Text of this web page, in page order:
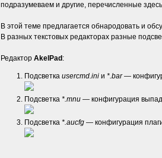
подразумеваем и другие, перечисленные
В этой теме предлагается обнародовать и
В разных текстовых редакторах разные
Редактор AkelPad :
Подсветка usercmd.ini и *.bar—
Подсветка *.mnu — конфигурация
Подсветка *.aucfg — конфигурация